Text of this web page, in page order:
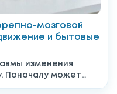
мозговой
и бытовые
изменения
Поначалу может